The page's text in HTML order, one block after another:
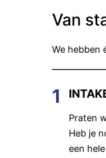
Van
We hebben
1
Praten
Heb je
een